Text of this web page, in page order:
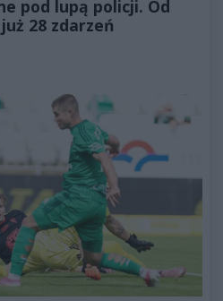
pod lupą policji. Od
28 zdarzeń